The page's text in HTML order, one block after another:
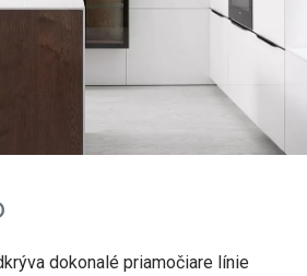
dokonalé priamočiare línie